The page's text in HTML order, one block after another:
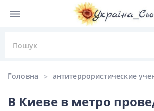
Головна антитеррористические
В Киеве в метро